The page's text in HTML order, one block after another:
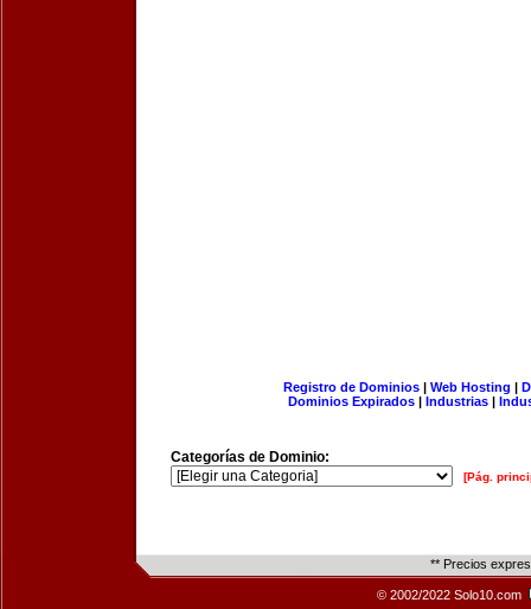
Registro de Dominios| Web Hosting |
Dominios Expirados | Industrias |
Categorías de Dominio:
[Pág.
** Precios
© 2002/2022 Solo10.com